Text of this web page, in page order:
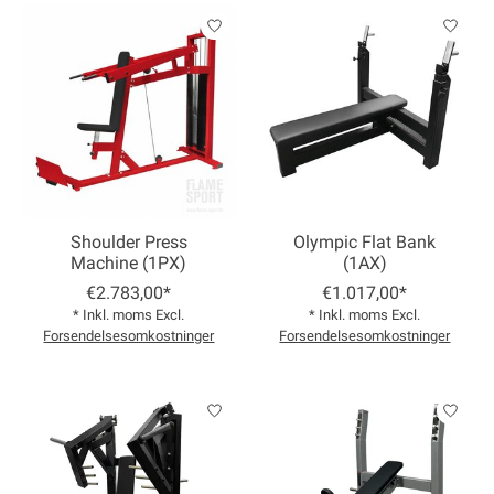
Shoulder Press
Machine (1PX)
€2.783,00*
* Inkl. moms Excl.
Forsendelsesomkostninger
Olympic Flat Bank
(1AX)
€1.017,00*
* Inkl. moms Excl.
Forsendelsesomkostninger